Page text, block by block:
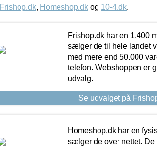
Frishop.dk, Homeshop.dk og 10-4.dk.
Frishop.dk har en 1.400
sælger de til hele landet
med mere end 50.000
telefon. Webshoppen er
udvalg.
Se udvalget på
Homeshop.dk har en
sælger de over nettet. De